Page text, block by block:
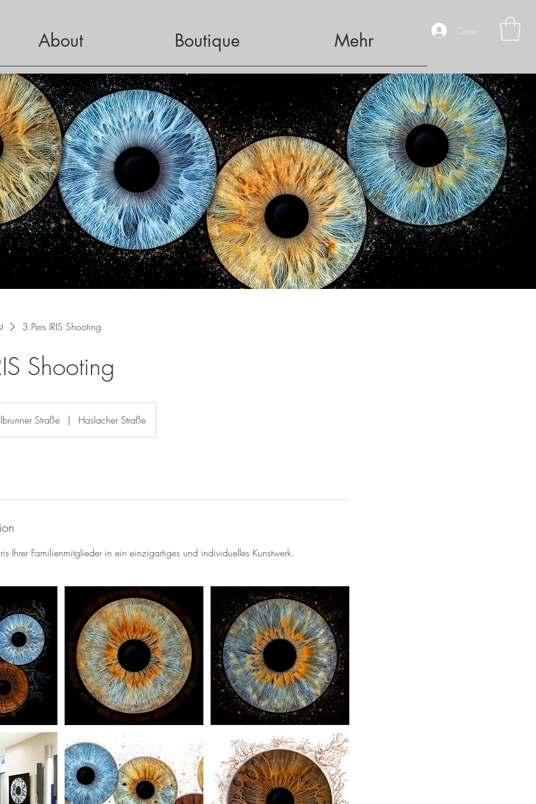
Connexion
About Boutique Mehr
3.Pers IRIS Shooting
Shooting
Straße | Haslacher Straße
Ihrer Familienmitglieder in ein einzigartiges und individuelles Kunstwerk.